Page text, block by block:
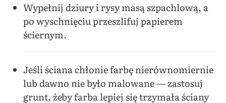
Wypełnij dziury i rysy masą szpachlową, a
po wyschnięciu przeszlifuj papierem
ściernym.
Jeśli ściana chłonie farbę nierównomiernie
lub dawno nie było malowane — zastosuj
grunt, żeby farba lepiej się trzymała ściany